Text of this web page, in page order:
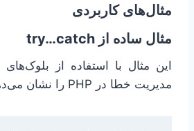
مثال‌های کاربردی
مثال ساده از try…catch
این مثال با استفاده از بلوک‌های
مدیریت خطا در PHP را نشان می‌دهد.